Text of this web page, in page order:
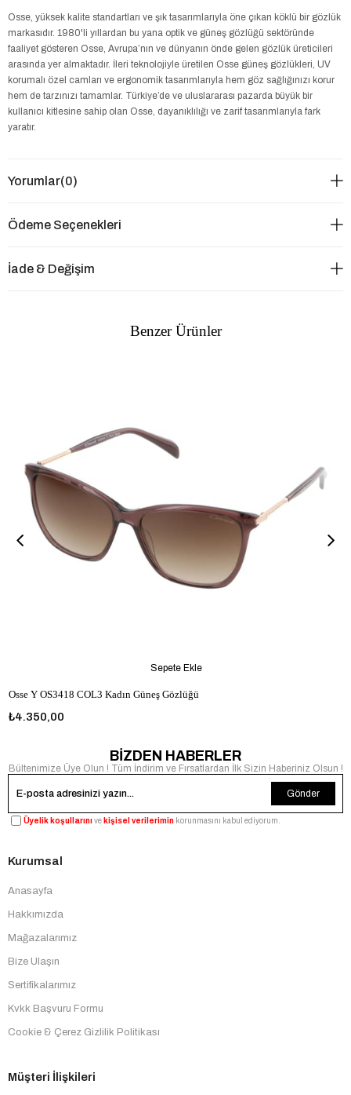
Osse, yüksek kalite standartları ve şık tasarımlarıyla öne çıkan köklü bir gözlük
markasıdır. 1980'li yıllardan bu yana optik ve güneş gözlüğü sektöründe
faaliyet gösteren Osse, Avrupa’nın ve dünyanın önde gelen gözlük üreticileri
arasında yer almaktadır. İleri teknolojiyle üretilen Osse güneş gözlükleri, UV
korumalı özel camları ve ergonomik tasarımlarıyla hem göz sağlığınızı korur
hem de tarzınızı tamamlar. Türkiye’de ve uluslararası pazarda büyük bir
kullanıcı kitlesine sahip olan Osse, dayanıklılığı ve zarif tasarımlarıyla fark
yaratır.
Yorumlar(0)
Ödeme Seçenekleri
İade & Değişim
Benzer Ürünler
Osse Y OS3418 COL3 Kadın Güneş Gözlüğü
₺4.350,00
Sepete Ekle
BİZDEN HABERLER
Bültenimize Üye Olun ! Tüm İndirim ve Fırsatlardan İlk Sizin Haberiniz Olsun !
Gönder
Üyelik koşullarınıve kişisel verilerimin korunmasını kabul ediyorum.
Kurumsal
Anasayfa
Hakkımızda
Mağazalarımız
Bize Ulaşın
Sertifikalarımız
Kvkk Başvuru Formu
Cookie & Çerez Gizlilik Politikası
Müşteri İlişkileri